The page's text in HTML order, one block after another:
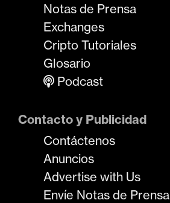
Notas de Prensa
Exchanges
Cripto Tutoriales
Glosario
Podcast
Contacto y Publicidad
Contáctenos
Anuncios
Advertise with Us
Envíe Notas de Prensa